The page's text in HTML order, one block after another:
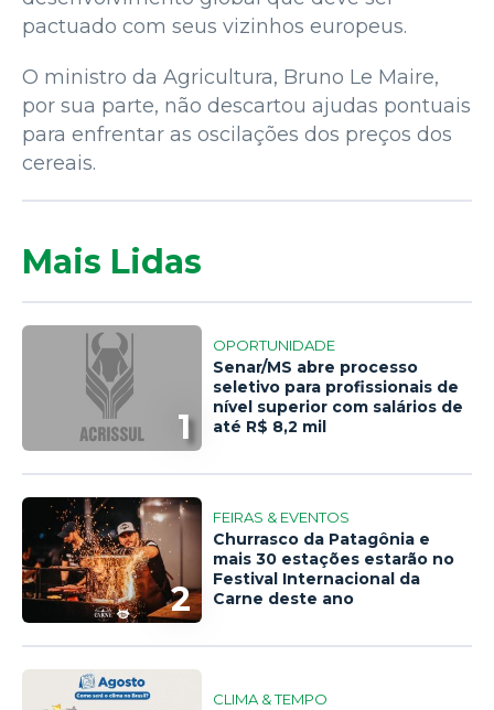
pactuado com seus vizinhos europeus.
O ministro da Agricultura, Bruno Le Maire,
por sua parte, não descartou ajudas pontuais
para enfrentar as oscilações dos preços dos
cereais.
Mais Lidas
1
OPORTUNIDADE
Senar/MS abre processo
seletivo para profissionais de
nível superior com salários de
até R$ 8,2 mil
2
FEIRAS & EVENTOS
Churrasco da Patagônia e
mais 30 estações estarão no
Festival Internacional da
Carne deste ano
CLIMA & TEMPO